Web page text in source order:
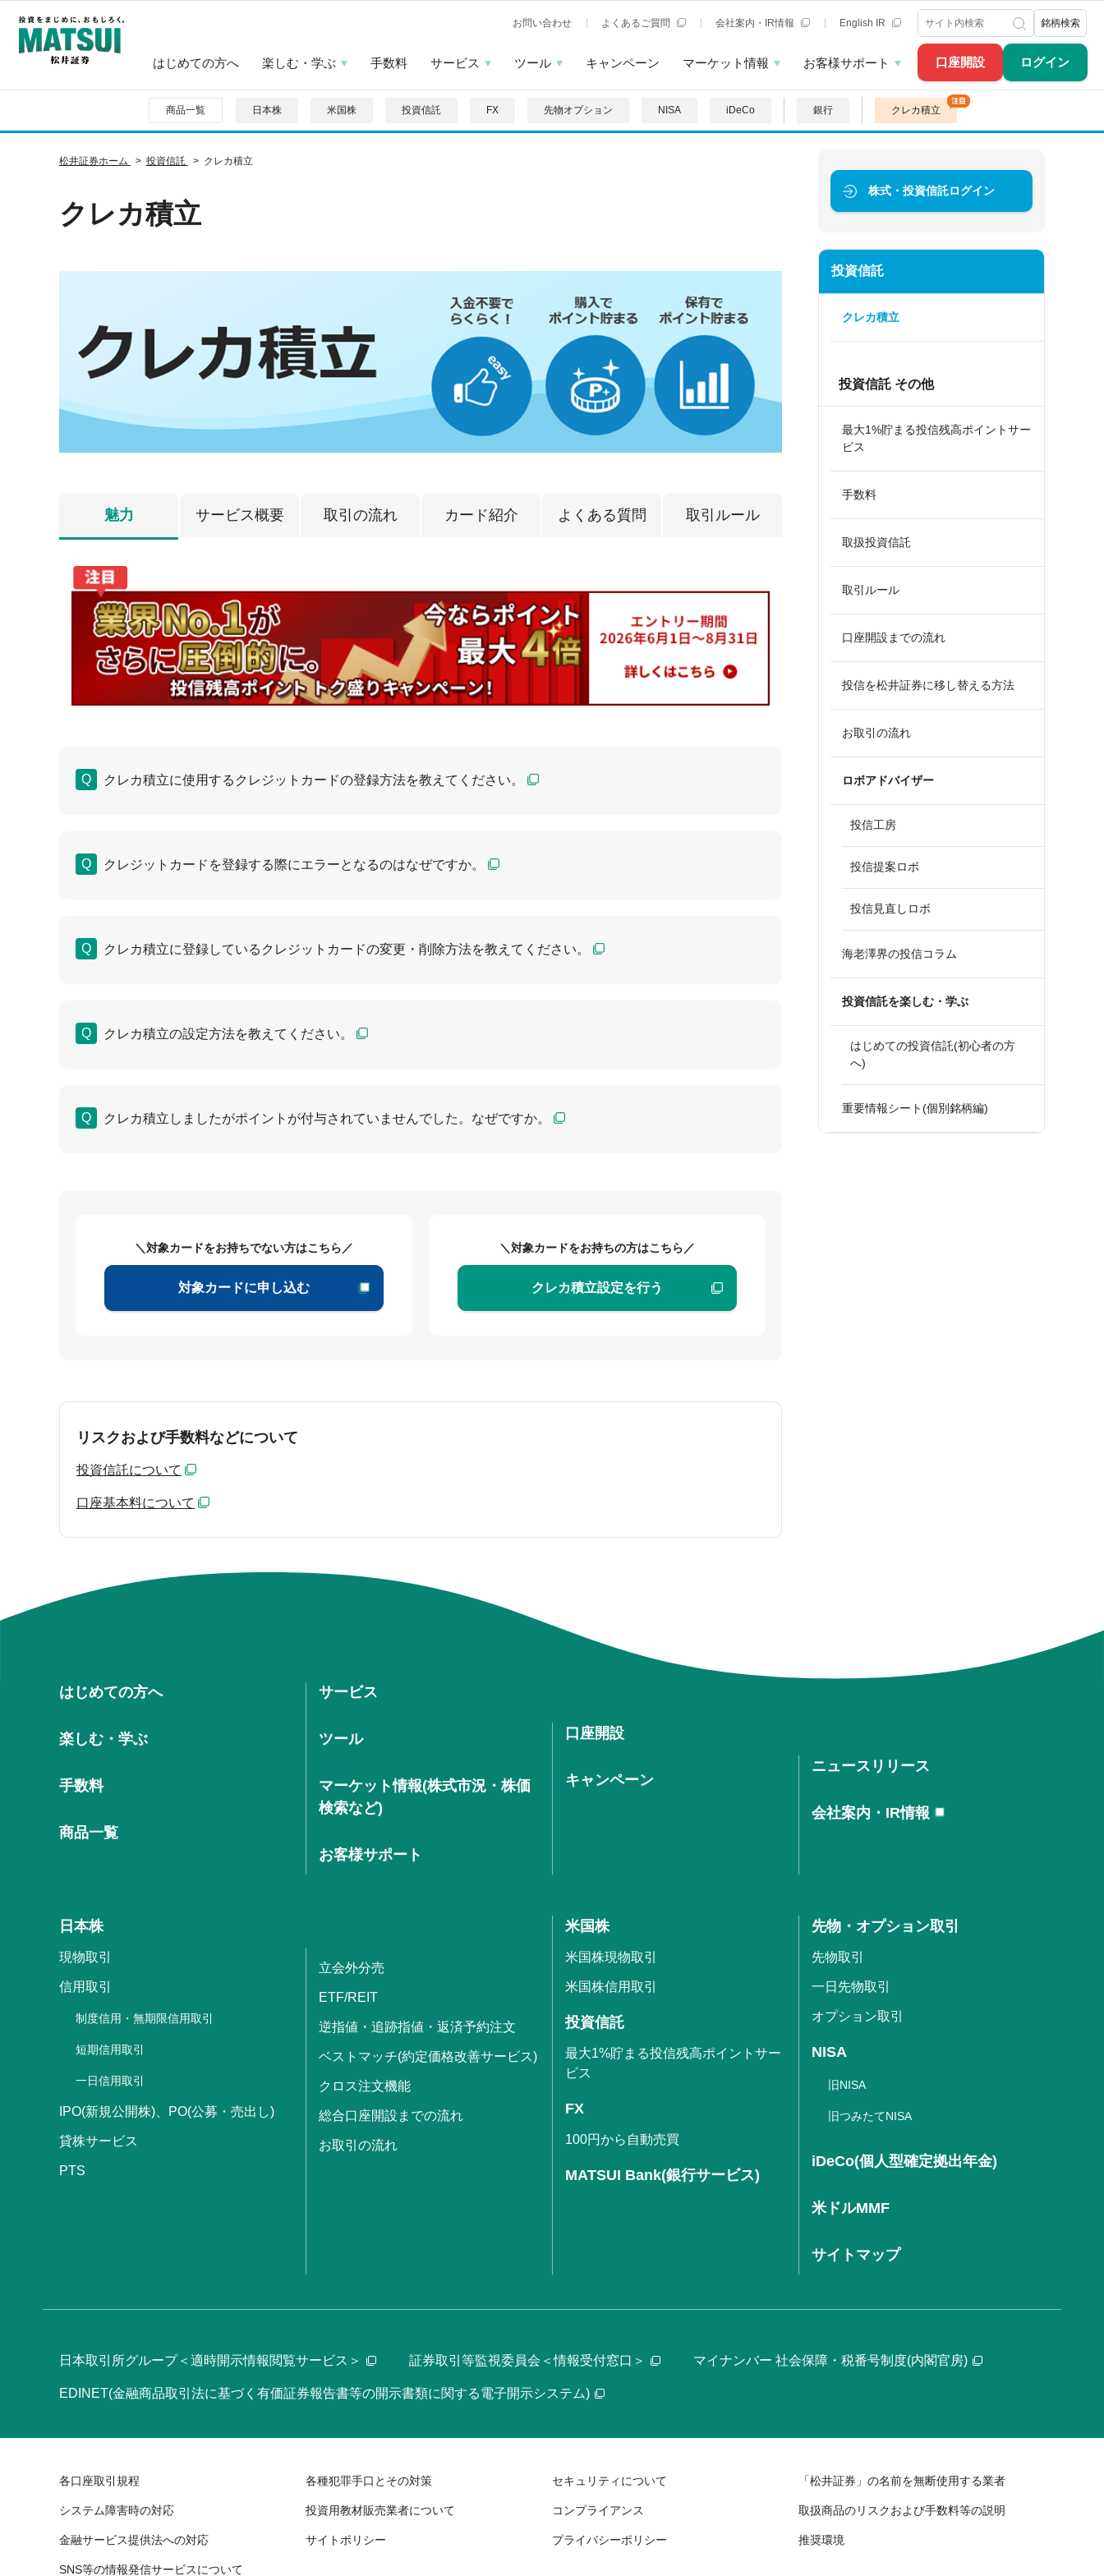
口座開設 ログイン
お問い合わせ よくあるご質問 会社案内・IR情報 English IR 銘柄検索
はじめての方へ 楽しむ・学ぶ 手数料 サービス ツール キャンペーン マーケット情報 お客様サポート
商品一覧 日本株 米国株 投資信託 FX 先物オプション NISA iDeCo 銀行 クレカ積立
松井証券ホーム 投資信託 クレカ積立
クレカ積立
魅力 サービス概要 取引の流れ カード紹介 よくある質問 取引ルール
クレカ積立に使用するクレジットカードの登録方法を教えてください。
クレジットカードを登録する際にエラーとなるのはなぜですか。
クレカ積立に登録しているクレジットカードの変更・削除方法を教えてください。
クレカ積立の設定方法を教えてください。
クレカ積立しましたがポイントが付与されていませんでした。なぜですか。
＼対象カードをお持ちでない方はこちら／
対象カードに申し込む
＼対象カードをお持ちの方はこちら／
クレカ積立設定を行う
リスクおよび手数料などについて
投資信託について
口座基本料について
株式・投資信託ログイン
投資信託
クレカ積立
投資信託 その他
最大1%貯まる投信残高ポイントサー
ビス
手数料
取扱投資信託
取引ルール
口座開設までの流れ
投信を松井証券に移し替える方法
お取引の流れ
ロボアドバイザー
投信工房
投信提案ロボ
投信見直しロボ
海老澤界の投信コラム
投資信託を楽しむ・学ぶ
はじめての投資信託(初心者の方
へ)
重要情報シート(個別銘柄編)
はじめての方へ
楽しむ・学ぶ
手数料
商品一覧
サービス
ツール
マーケット情報(株式市況・株価
検索など)
お客様サポート
口座開設
キャンペーン
ニュースリリース
会社案内・IR情報
日本株
現物取引
信用取引
制度信用・無期限信用取引
短期信用取引
一日信用取引
IPO(新規公開株)、PO(公募・売出し)
貸株サービス
PTS
立会外分売
ETF/REIT
逆指値・追跡指値・返済予約注文
ベストマッチ(約定価格改善サービス)
クロス注文機能
総合口座開設までの流れ
お取引の流れ
米国株
米国株現物取引
米国株信用取引
投資信託
最大1%貯まる投信残高ポイントサー
ビス
FX
100円から自動売買
MATSUI Bank(銀行サービス)
先物・オプション取引
先物取引
一日先物取引
オプション取引
NISA
旧NISA
旧つみたてNISA
iDeCo(個人型確定拠出年金)
米ドルMMF
サイトマップ
日本取引所グループ＜適時開示情報閲覧サービス＞ 証券取引等監視委員会＜情報受付窓口＞ マイナンバー 社会保障・税番号制度(内閣官房)
EDINET(金融商品取引法に基づく有価証券報告書等の開示書類に関する電子開示システム)
各口座取引規程 各種犯罪手口とその対策 セキュリティについて 「松井証券」の名前を無断使用する業者
システム障害時の対応 投資用教材販売業者について コンプライアンス 取扱商品のリスクおよび手数料等の説明
金融サービス提供法への対応 サイトポリシー プライバシーポリシー 推奨環境
SNS等の情報発信サービスについて